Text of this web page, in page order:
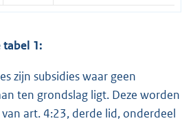
1:
zijn subsidies waar geen
ten grondslag ligt. Deze worden
art. 4:23, derde lid, onderdeel